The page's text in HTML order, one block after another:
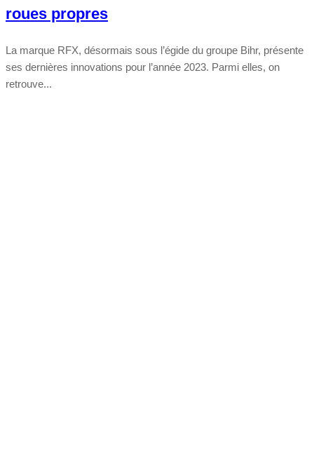
roues propres
La marque RFX, désormais sous l’égide du groupe Bihr, présente
ses dernières innovations pour l’année 2023. Parmi elles, on
retrouve...